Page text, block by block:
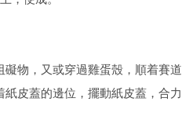
物，又或穿過雞蛋殼，順着賽
皮蓋的邊位，擺動紙皮蓋，合